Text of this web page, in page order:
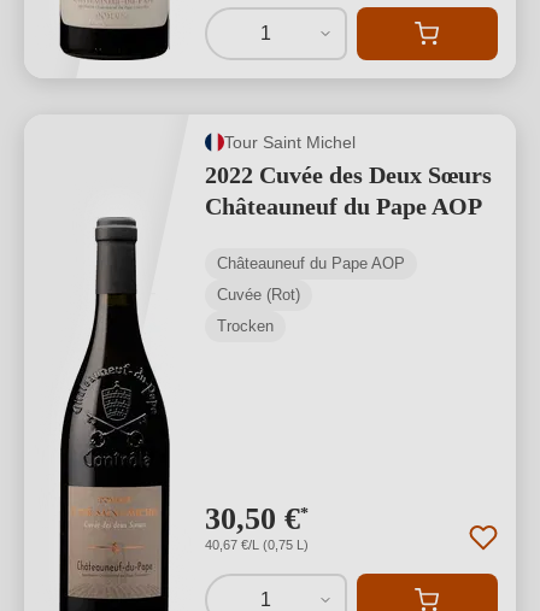
1
Tour Saint Michel
2022 Cuvée des Deux Sœurs
Châteauneuf du Pape AOP
Châteauneuf du Pape AOP
Cuvée (Rot)
Trocken
30,50 €*
40,67 €/L (0,75 L)
1